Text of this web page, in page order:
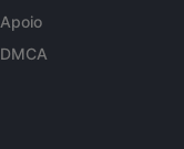
Apoio
DMCA